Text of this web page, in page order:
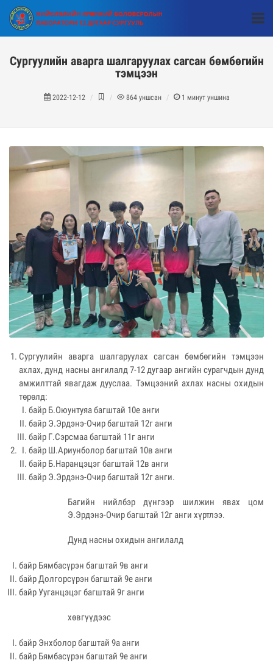
Сургуулийн аварга шалгаруулах сагсан бөмбөгийн
тэмцээн
2022-12-12 864 уншсан 1 минут уншина
Сургуулийн аварга шалгаруулах сагсан бөмбөгийн тэмцээн
ахлах, дунд насны ангилалд 7-12 дугаар ангийн сурагчдын дунд
амжилттай явагдаж дууслаа. Тэмцээний ахлах насны охидын
төрөлд:
байр Б.Оюунтуяа багштай 10е анги
байр Э.Эрдэнэ-Очир багштай 12г анги
байр Г.Сэрсмаа багштай 11г анги
байр Ш.Ариунболор багштай 10в анги
байр Б.Наранцэцэг багштай 12в анги
байр Э.Эрдэнэ-Очир багштай 12г анги.
Багийн нийлбэр дүнгээр шилжин явах цом
Э.Эрдэнэ-Очир багштай 12г анги хүртлээ.
Дунд насны охидын ангилалд
байр Бямбасүрэн багштай 9в анги
байр Долгорсүрэн багштай 9е анги
байр Ууганцэцэг багштай 9г анги
хөвгүүдээс
байр Энхболор багштай 9а анги
байр Бямбасүрэн багштай 9е анги